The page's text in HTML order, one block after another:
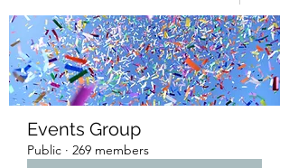
Events Group
Public · 269 members